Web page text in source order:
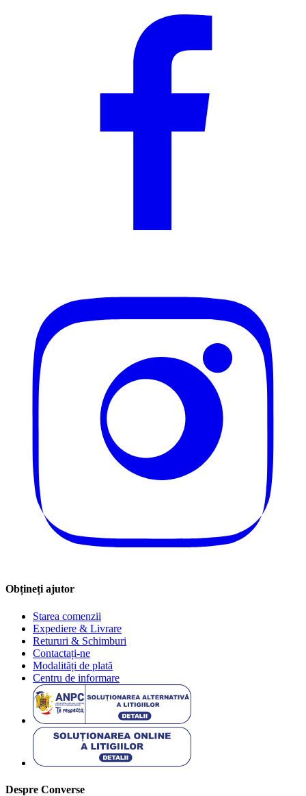
Obțineți ajutor
Starea comenzii
Expediere & Livrare
Retururi & Schimburi
Contactați-ne
Modalități de plată
Centru de informare
Despre Converse